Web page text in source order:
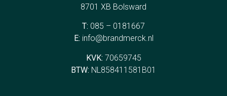
8701 XB Bolsward
T: 085 – 0181667
E: info@brandmerck.nl
KVK: 70659745
BTW: NL858411581B01